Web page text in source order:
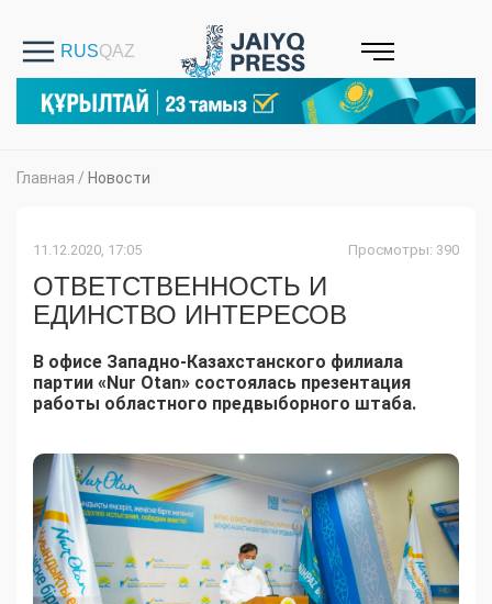
Главная / Новости
11.12.2020, 17:05 Просмотры: 390
ОТВЕТСТВЕННОСТЬ И
ЕДИНСТВО ИНТЕРЕСОВ
В офисе Западно-Казахстанского филиала
партии «Nur Otan» состоялась презентация
работы областного предвыборного штаба.